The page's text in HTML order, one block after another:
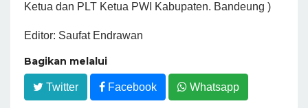
Ketua dan PLT Ketua PWI Kabupaten. Bandeung )
Editor: Saufat Endrawan
Bagikan melalui
Twitter Facebook Whatsapp